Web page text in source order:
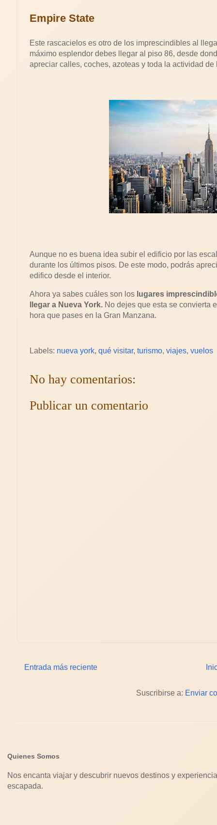
Empire State
Este rascacielos es otro de los imprescindibles al
máximo esplendor debes llegar al piso 86, desde
apreciar calles, coches, azoteas y toda la actividad de
Aunque no es buena idea subir el edificio por las
durante los últimos pisos. De este modo, podrás
edifico desde el interior.
Ahora ya sabes cuáles son los lugares
llegar a Nueva York. No dejes que esta se convierta
hora que pases en la Gran Manzana.
Labels: nueva york, qué visitar, turismo, viajes, vuelos
No hay comentarios:
Publicar un comentario
Entrada más reciente
Suscribirse a: Enviar
Quienes Somos
Nos encanta viajar y descubrir nuevos destinos y
escapada.